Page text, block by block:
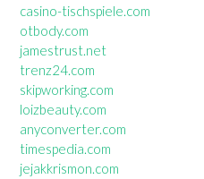
casino-tischspiele.com
otbody.com
jamestrust.net
trenz24.com
skipworking.com
loizbeauty.com
anyconverter.com
timespedia.com
jejakkrismon.com